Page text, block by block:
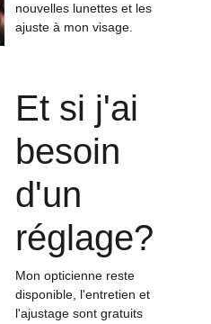
nouvelles lunettes et les
ajuste à mon visage.
Et si j'ai
besoin
d'un
réglage?
Mon opticienne reste
disponible, l'entretien et
l'ajustage sont gratuits